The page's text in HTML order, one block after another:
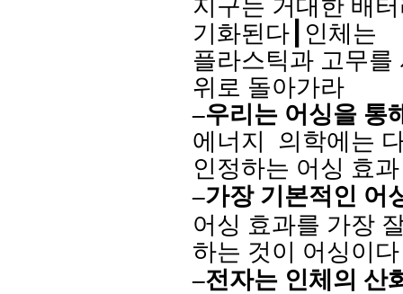
지구는 거대한 배
기화된다┃
인체는
플라스틱과 고무를
위로 돌아가라
–우리는 어싱을 통
에너지
의학에는
인정하는 어싱 효과
–가장 기본적인 어
어싱 효과를 가장
하는 것이 어싱이다
–전자는 인체의 산